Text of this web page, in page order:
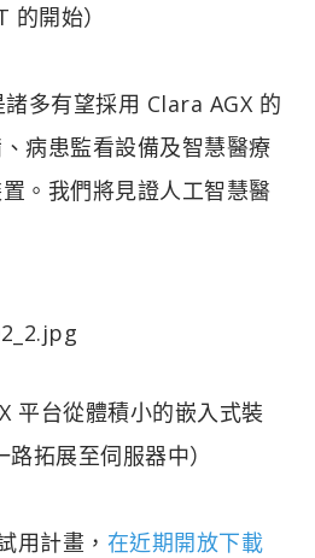
開始）
多有望採用 Clara AGX 的
病患監看設備及智慧醫療
。我們將見證人工智慧醫
平台從體積小的嵌入式裝
拓展至伺服器中）
用計畫， 在近期開放下載